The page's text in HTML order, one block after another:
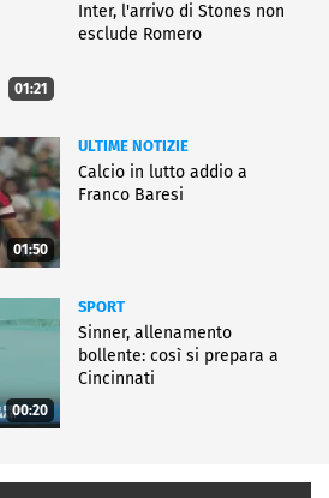
01:21
Inter, l'arrivo di Stones non
esclude Romero
01:50
ULTIME NOTIZIE
Calcio in lutto addio a
Franco Baresi
00:20
SPORT
Sinner, allenamento
bollente: così si prepara a
Cincinnati